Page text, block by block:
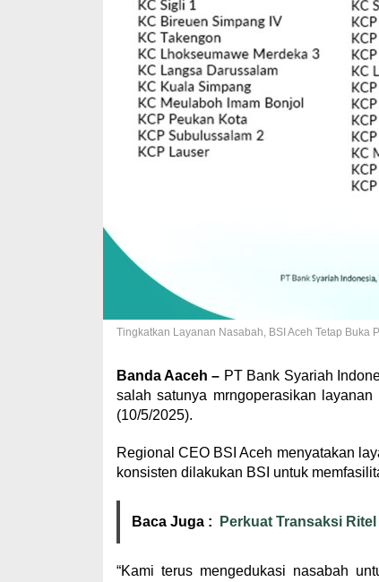
Tingkatkan Layanan Nasabah, BSI Aceh Tetap Buka
Banda Aaceh – PT Bank Syariah
salah satunya mrngoperasikan
(10/5/2025).
Regional CEO BSI Aceh menyatakan
konsisten dilakukan BSI untuk
Baca Juga : Perkuat Transaksi
“Kami terus mengedukasi nasabah